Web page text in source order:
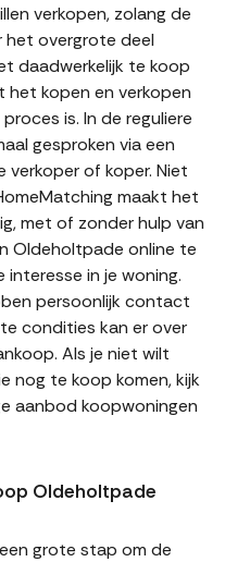
verkopen, zolang de
het overgrote deel
daadwerkelijk te koop
kopen en verkopen
is. In de reguliere
gesproken via een
of koper. Niet
maakt het
met of zonder hulp van
Oldeholtpade online te
interesse in je woning.
persoonlijk contact
condities kan er over
Als je niet wilt
nog te koop komen, kijk
aanbod koopwoningen
Oldeholtpade
grote stap om de